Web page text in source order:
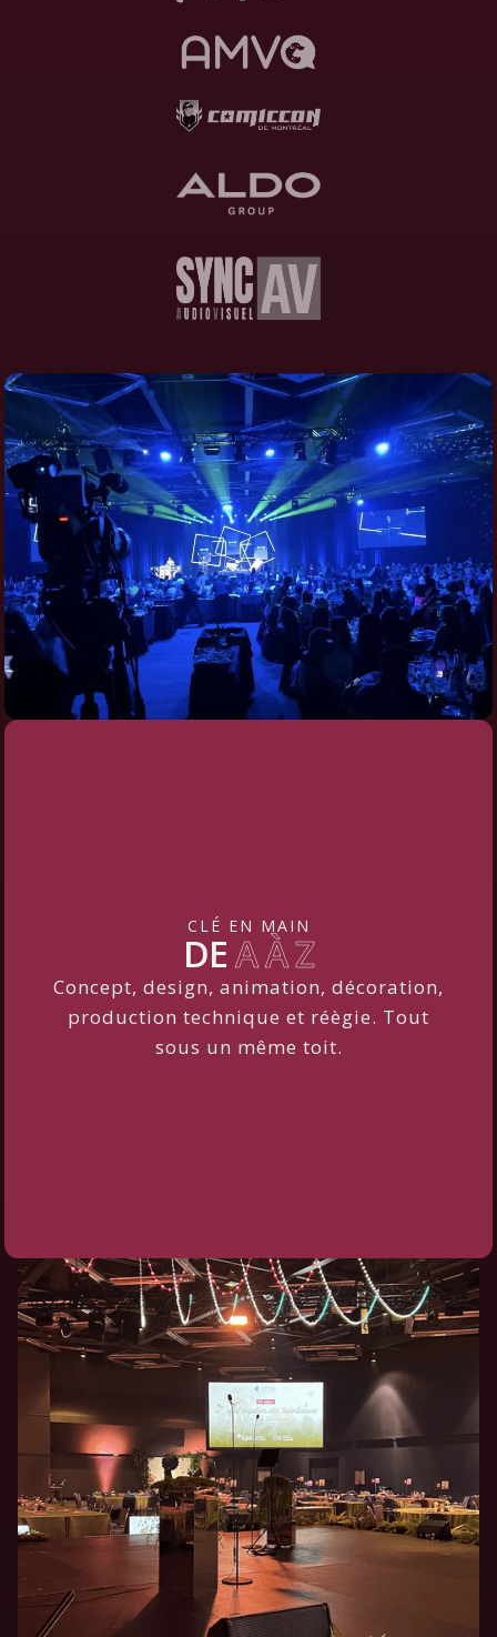
CLÉ EN MAIN
DEA À Z
Concept, design, animation, décoration,
production technique et réègie. Tout
sous un même toit.